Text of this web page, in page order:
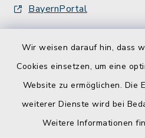
Wir weisen darauf hin, dass
Cookies einsetzen, um eine
Website zu ermöglichen. Die
weiterer Dienste wird bei
Weitere Informationen
BayernPortal